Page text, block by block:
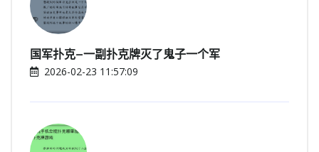
国军扑克—一副扑克牌灭了鬼子一个军
2026-02-23 11:57:09